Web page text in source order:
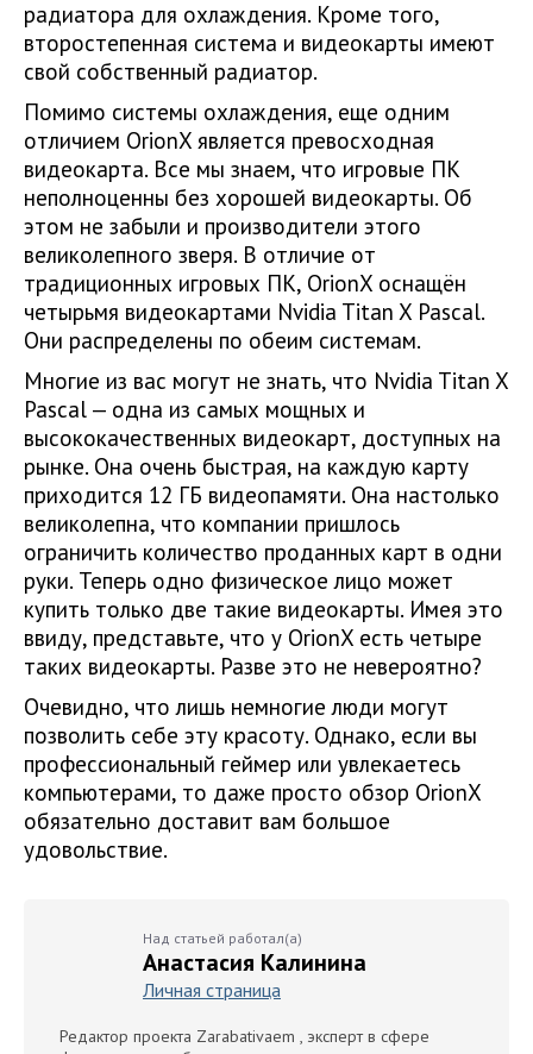
радиатора для охлаждения. Кроме того,
второстепенная система и видеокарты имеют
свой собственный радиатор.
Помимо системы охлаждения, еще одним
отличием OrionX является превосходная
видеокарта. Все мы знаем, что игровые ПК
неполноценны без хорошей видеокарты. Об
этом не забыли и производители этого
великолепного зверя. В отличие от
традиционных игровых ПК, OrionX оснащён
четырьмя видеокартами Nvidia Titan X Pascal.
Они распределены по обеим системам.
Многие из вас могут не знать, что Nvidia Titan X
Pascal — одна из самых мощных и
высококачественных видеокарт, доступных на
рынке. Она очень быстрая, на каждую карту
приходится 12 ГБ видеопамяти. Она настолько
великолепна, что компании пришлось
ограничить количество проданных карт в одни
руки. Теперь одно физическое лицо может
купить только две такие видеокарты. Имея это
ввиду, представьте, что у OrionX есть четыре
таких видеокарты. Разве это не невероятно?
Очевидно, что лишь немногие люди могут
позволить себе эту красоту. Однако, если вы
профессиональный геймер или увлекаетесь
компьютерами, то даже просто обзор OrionX
обязательно доставит вам большое
удовольствие.
Над статьей работал(а)
Анастасия Калинина
Личная страница
Редактор проекта Zarabativaem , эксперт в сфере